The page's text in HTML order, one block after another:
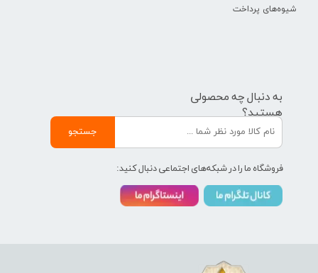
شیوه‌های پرداخت
به دنبال چه محصولی
هستید؟
جستجو
فروشگاه ما را در شبکه‌های اجتماعی دنبال کنید: